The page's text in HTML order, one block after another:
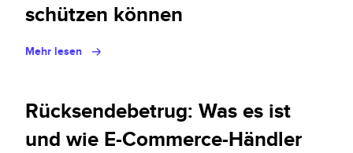
schützen können
Mehr lesen
Rücksendebetrug: Was es ist
und wie E-Commerce-Händler